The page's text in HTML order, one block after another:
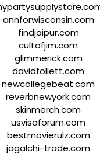
annforwisconsin.com
findjaipur.com
cultofjim.com
glimmerick.com
davidfollett.com
newcollegebeat.com
reverbnewyork.com
skinmerch.com
usvisaforum.com
bestmovierulz.com
jagalchi-trade.com